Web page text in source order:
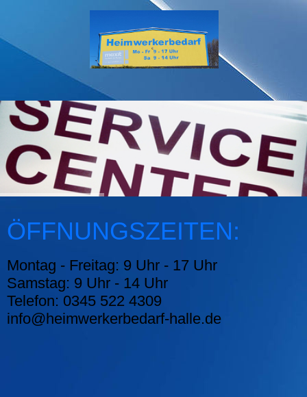
ÖFFNUNGSZEITEN:
Montag - Freitag: 9 Uhr - 17 Uhr
Samstag: 9 Uhr - 14 Uhr
Telefon: 0345 522 4309
info@heimwerkerbedarf-halle.de